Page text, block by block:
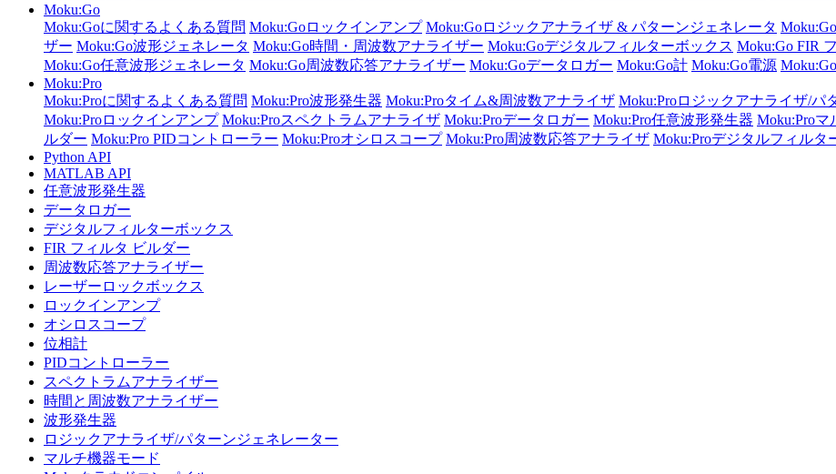
Moku:Go
Moku:Goに関するよくある質問 Moku:Goロックインアンプ Moku:Goロジックアナライザ & パターンジェネレータ
ザー Moku:Go波形ジェネレータ Moku:Go時間・周波数アナライザー Moku:Goデジタルフィルターボックス Moku:Go FIR
Moku:Go任意波形ジェネレータ Moku:Go周波数応答アナライザー Moku:Goデータロガー Moku:Go計 Moku:Go電源 Moku:Go
Moku:Pro
Moku:Proに関するよくある質問 Moku:Pro波形発生器 Moku:Proタイム&周波数アナライザ Moku:Proロジックアナライザ/パ
Moku:Proロックインアンプ Moku:Proスペクトラムアナライザ Moku:Proデータロガー Moku:Pro任意波形発生器 Moku:Proマ
ルダー Moku:Pro PIDコントローラー Moku:Proオシロスコープ Moku:Pro周波数応答アナライザ Moku:Proデジタルフィルタ
Python API
MATLAB API
任意波形発生器
データロガー
デジタルフィルターボックス
FIR フィルタ ビルダー
周波数応答アナライザー
レーザーロックボックス
ロックインアンプ
オシロスコープ
位相計
PIDコントローラー
スペクトラムアナライザー
時間と周波数アナライザー
波形発生器
ロジックアナライザ/パターンジェネレーター
マルチ機器モード